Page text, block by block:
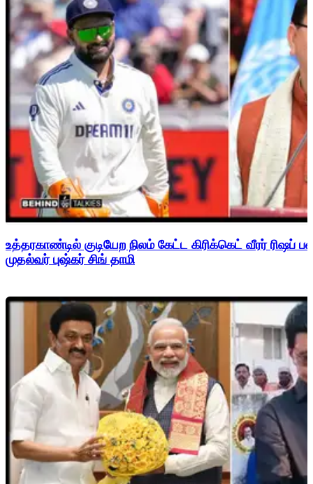
உத்தரகாண்டில் குடியேற நிலம் கேட்ட கிரிக்கெட் வீரர்
முதல்வர் புஷ்கர் சிங் தாமி